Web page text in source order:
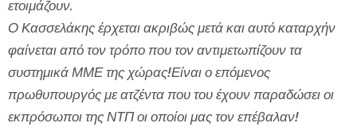
ετοιμάζουν.
Ο Κασσελάκης έρχεται ακριβώς μετά και αυτό καταρχήν
φαίνεται από τον τρόπο που τον αντιμετωπίζουν τα
συστημικά ΜΜΕ της χώρας!Είναι ο επόμενος
πρωθυπουργός με ατζέντα που του έχουν παραδώσει οι
εκπρόσωποι της ΝΤΠ οι οποίοι μας τον επέβαλαν!